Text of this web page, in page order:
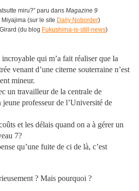
miru?” paru dans Magazine 9
(sur le site Daily Noborder)
(du blog Fukushima-is-still-news)
qui m’a fait réaliser que la
venant d’une citerne souterraine n’est
mineur.
un travailleur de la centrale de
professeur de l’Université de
et les délais quand on a à gérer un
7?
qu’une fuite de ci de là, c’est
? Mais pourquoi ?